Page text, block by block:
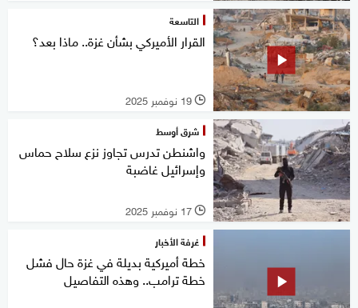
التاسعة
القرار الأميركي بشأن غزة.. ماذا بعد؟
l 19 نوفمبر 2025
شرق أوسط
واشنطن تدرس تجاوز نزع سلاح حماس
وإسرائيل غاضبة
l 17 نوفمبر 2025
غرفة الأخبار
خطة أميركية بديلة في غزة حال فشل
خطة ترامب.. وهذه التفاصيل